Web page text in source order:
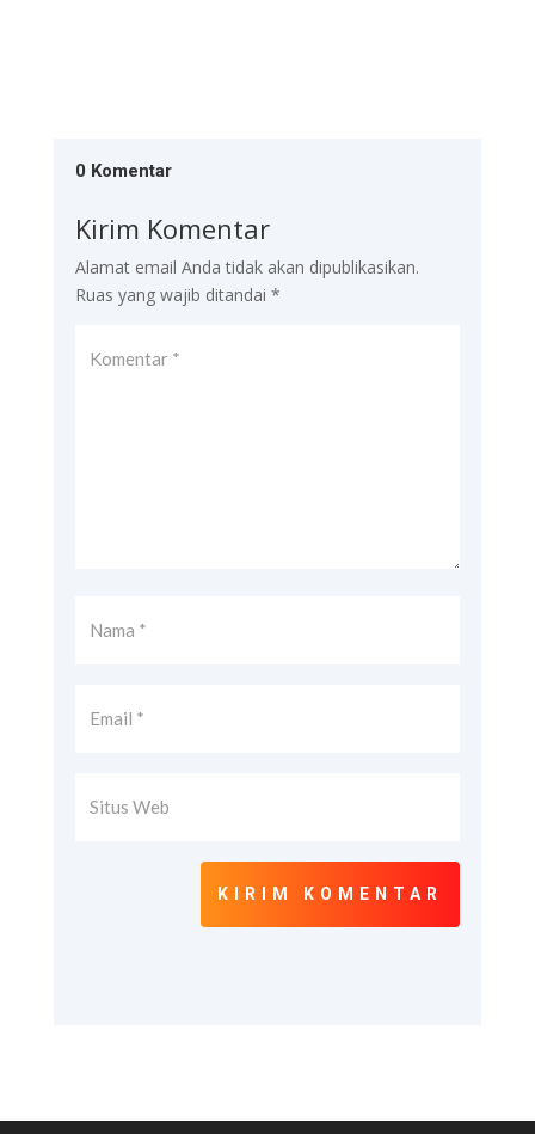
0 Komentar
Kirim Komentar
Alamat email Anda tidak akan dipublikasikan.
Ruas yang wajib ditandai *
KIRIM KOMENTAR